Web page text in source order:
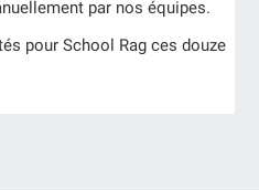
par nos équipes.
pour School Rag ces douze